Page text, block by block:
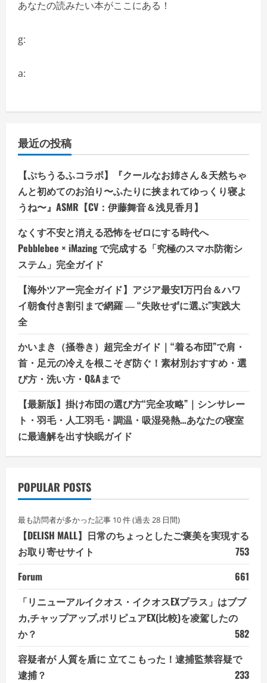
あなたの読みたい本がここにある！
g:
a:
最近の投稿
【ぷちうるふコラボ】『クールなお姉さん＆天然ちゃ
んと初めてのお泊り〜ふたりに挟まれてゆっくり寝よ
うね〜』ASMR【CV：伊藤舞音＆浅見香月】
なくす不安と消える恐怖をゼロにする時代へ
Pebblebee × iMazing で完成する「究極のスマホ防衛シ
ステム」完全ガイド
【海外ツアー完全ガイド】アジア最安1万円台＆ハワ
イ朝食付き割引まで網羅 ― “失敗せずに選ぶ”実践大
全
かいまき（掻巻き）超完全ガイド｜“着る布団”で肩・
首・足元の冷えを根こそぎ防ぐ！素材別おすすめ・選
び方・洗い方・Q&Aまで
【最新版】掛け布団の選び方“完全攻略”｜シンサレー
ト・羽毛・人工羽毛・調温・吸湿発熱…あなたの寝室
に最適解を出す快眠ガイド
POPULAR POSTS
最も訪問者が多かった記事 10 件 (過去 28 日間)
【DELISH MALL】日常のちょっとしたご褒美を実現する
お取り寄せサイト
753
Forum
661
「リニューアルイクオス・イクオスEXプラス」はブブ
カ,チャップアップ,ポリピュアEX(比較)を凌駕したの
か？
582
容疑者が 人質を盾に 立てこもった！逮捕監禁容疑で
逮捕？
233